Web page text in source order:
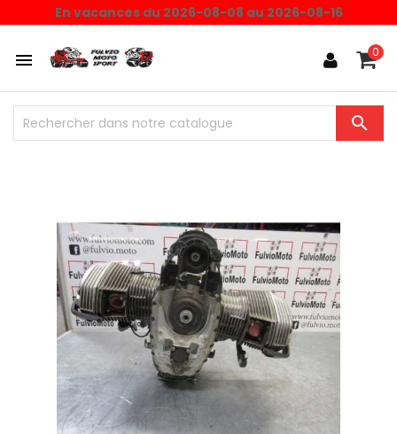
En vacances du 2026-08-08 au 2026-08-16
 0
